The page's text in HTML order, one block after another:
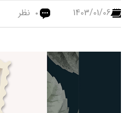
1403/01/06
0 نظر